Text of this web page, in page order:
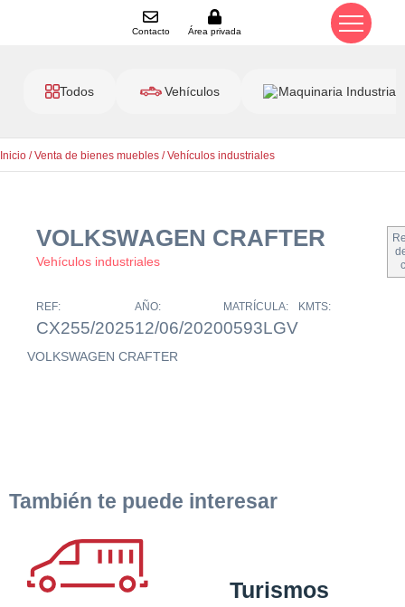
Contacto Área privada
Todos Vehículos Maquinaria Industrial
Inicio /Venta de bienes muebles /Vehículos industriales
VOLKSWAGEN CRAFTER
Vehículos industriales
REF:
CX255/2025
AÑO:
12/06/2020
MATRÍCULA:
0593LGV
KMTS:
VOLKSWAGEN CRAFTER
También te puede interesar
Turismos